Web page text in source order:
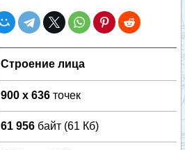
Строение лица
900 x 636 точек
61 956 байт (61 Кб)